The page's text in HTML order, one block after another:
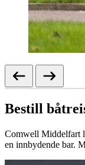
Bestill
Comwell Middelfart
en innbydende bar.